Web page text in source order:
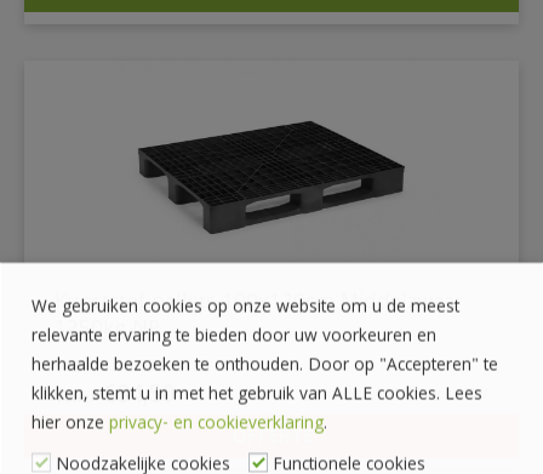
DETAILS
DETAILS
Kunststof pallets 100x120cm Middelzwaar
1250kg NP
€34,50 €41,75incl. BTW
OFFERTE
We gebruiken cookies op onze website om u de meest
relevante ervaring te bieden door uw voorkeuren en
herhaalde bezoeken te onthouden. Door op "Accepteren" te
klikken, stemt u in met het gebruik van ALLE cookies. Lees
hier onze privacy- en cookieverklaring.
Noodzakelijke cookies
Functionele cookies